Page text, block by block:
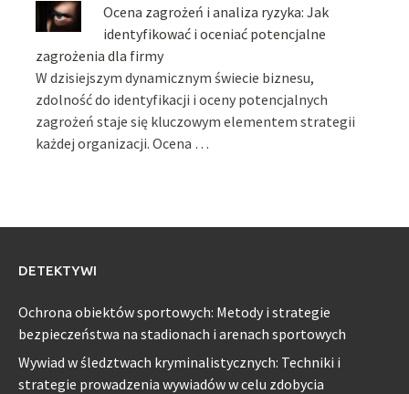
Ocena zagrożeń i analiza ryzyka: Jak
identyfikować i oceniać potencjalne
zagrożenia dla firmy
W dzisiejszym dynamicznym świecie biznesu,
zdolność do identyfikacji i oceny potencjalnych
zagrożeń staje się kluczowym elementem strategii
każdej organizacji. Ocena …
DETEKTYWI
Ochrona obiektów sportowych: Metody i strategie
bezpieczeństwa na stadionach i arenach sportowych
Wywiad w śledztwach kryminalistycznych: Techniki i
strategie prowadzenia wywiadów w celu zdobycia